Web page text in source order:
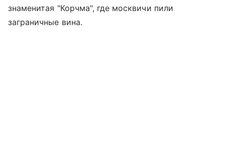
знаменитая "Корчма", где москвичи пили
заграничные вина.